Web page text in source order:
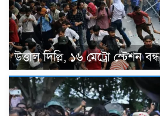
উত্তাল দিল্লি, ১৬ মেট্রো স্টেশন বন্ধ